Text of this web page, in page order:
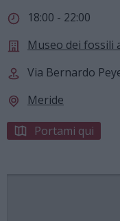
18:00 - 22:00
Museo dei fossili
Via Bernardo
Meride
Portami qui